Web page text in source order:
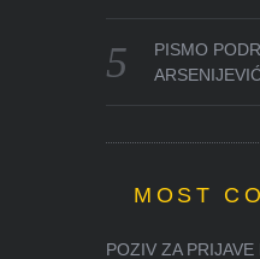
PISMO
MOST
POZIV ZA